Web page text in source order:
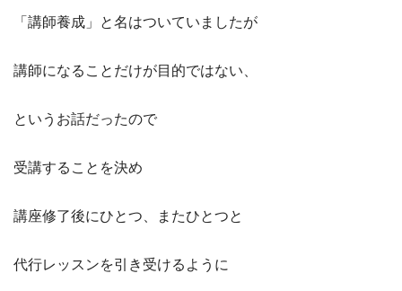
「講師養成」と名はついていましたが
講師になることだけが目的ではない、
というお話だったので
受講することを決め
講座修了後にひとつ、またひとつと
代行レッスンを引き受けるように